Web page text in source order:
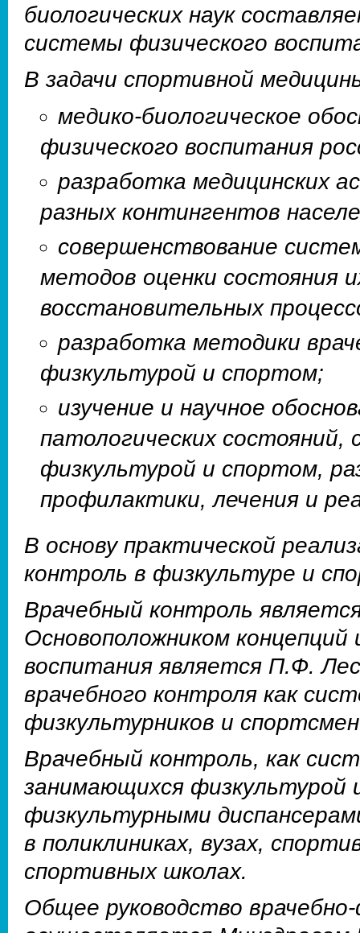
биологических наук
системы физического
В задачи спортивной
медико-биологическое
физического воспитания
разработка медицинских
разных контингентов
совершенствование
методов оценки состояния
восстановительных
разработка методики
физкультурой и спортом;
изучение и научное
патологических состояний,
физкультурой и спортом,
профилактики, лечения и
В основу практической
контроль в физкультуре и
Врачебный контроль
Основоположником концепций
воспитания является П.Ф.
врачебного контроля как
физкультурников и
Врачебный контроль, как
занимающихся физкультурой
физкультурными
в поликлиниках, вузах,
спортивных школах.
Общее руководство